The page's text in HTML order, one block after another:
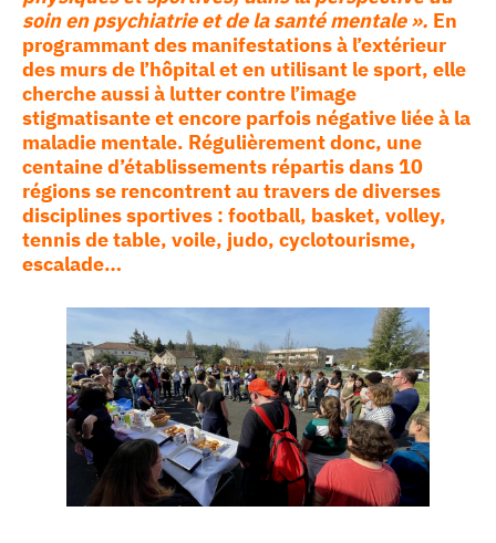
soin en psychiatrie et de la santé mentale ». En
programmant des manifestations à l’extérieur
des murs de l’hôpital et en utilisant le sport, elle
cherche aussi à lutter contre l’image
stigmatisante et encore parfois négative liée à la
maladie mentale. Régulièrement donc, une
centaine d’établissements répartis dans 10
régions se rencontrent au travers de diverses
disciplines sportives : football, basket, volley,
tennis de table, voile, judo, cyclotourisme,
escalade…